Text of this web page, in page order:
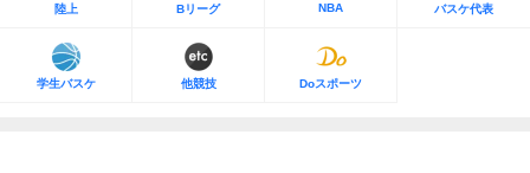
陸上 Bリーグ NBA バスケ代表
学生バスケ 他競技 Doスポーツ